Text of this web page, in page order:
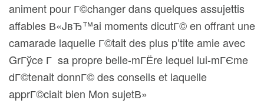
animent pour Г©changer dans quelques assujettis
affables В«JвЂ™ai moments dicutГ© en offrant une
camarade laquelle Г©tait des plus p’tite amie avec
GrГўce Г sa propre belle-mГЁre lequel lui-mГЄme
dГ©tenait donnГ© des conseils et laquelle
apprГ©ciait bien Mon sujetВ»